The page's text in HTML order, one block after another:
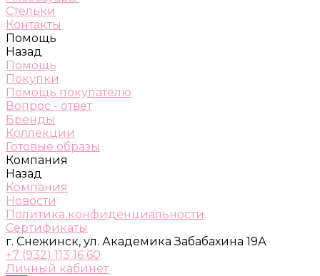
Стельки
Контакты
Помощь
Назад
Помощь
Покупки
Помощь покупателю
Вопрос - ответ
Бренды
Коллекции
Готовые образы
Компания
Назад
Компания
Новости
Политика конфиденциальности
Сертификаты
г. Снежинск, ул. Академика Забабахина 19А
+7 (932) 113 16 60
Личный кабинет